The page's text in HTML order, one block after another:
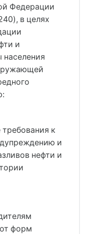
Федерации
в целях
и
населения
к
и
нефти и
форм